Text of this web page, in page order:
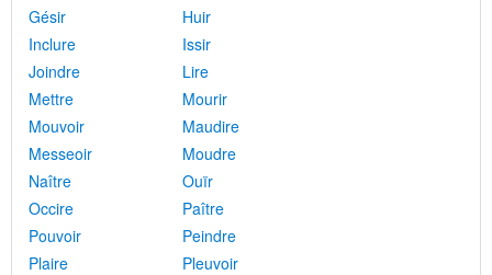
Gésir
Huir
Inclure
Issir
Joindre
Lire
Mettre
Mourir
Mouvoir
Maudire
Messeoir
Moudre
Naître
Ouïr
Occire
Paître
Pouvoir
Peindre
Plaire
Pleuvoir